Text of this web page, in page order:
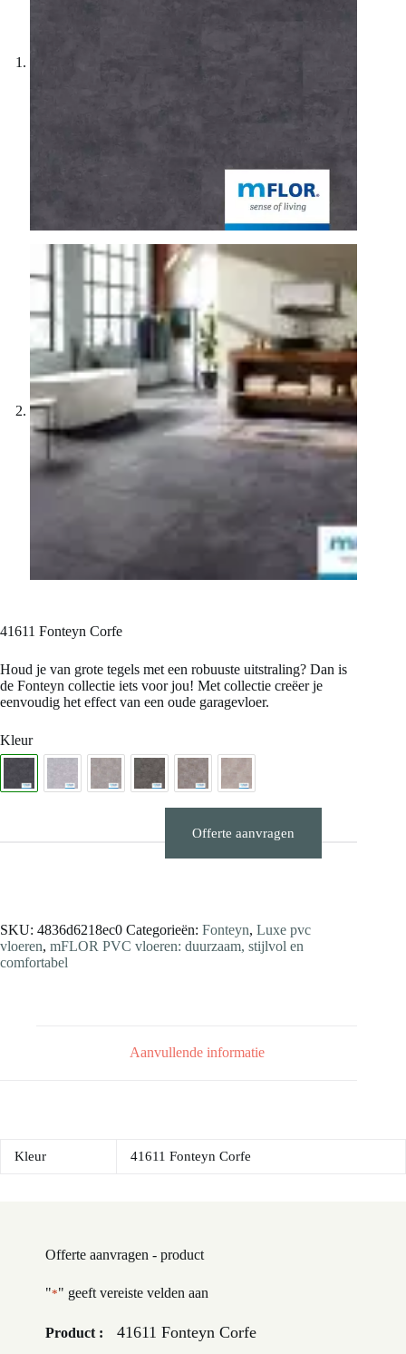
41611 Fonteyn Corfe
Houd je van grote tegels met een robuuste uitstraling? Dan is
de Fonteyn collectie iets voor jou! Met collectie creëer je
eenvoudig het effect van een oude garagevloer.
Kleur
Offerte aanvragen
SKU: 4836d6218ec0 Categorieën: Fonteyn, Luxe pvc
vloeren, mFLOR PVC vloeren: duurzaam, stijlvol en
comfortabel
Aanvullende informatie
Kleur 41611 Fonteyn Corfe
Offerte aanvragen - product
"*" geeft vereiste velden aan
Product : 41611 Fonteyn Corfe